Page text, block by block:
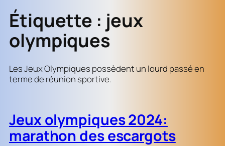
Étiquette : jeux
olympiques
Les Jeux Olympiques possèdent un lourd passé en
terme de réunion sportive.
Jeux olympiques 2024:
marathon des escargots